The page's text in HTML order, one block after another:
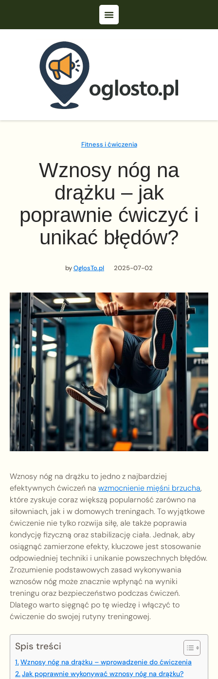
Fitness i ćwiczenia
Wznosy nóg na
drążku – jak
poprawnie ćwiczyć i
unikać błędów?
byOglosTo.pl 2025-07-02
Wznosy nóg na drążku to jedno z najbardziej
efektywnych ćwiczeń na wzmocnienie mięśni brzucha,
które zyskuje coraz większą popularność zarówno na
siłowniach, jak i w domowych treningach. To wyjątkowe
ćwiczenie nie tylko rozwija siłę, ale także poprawia
kondycję fizyczną oraz stabilizację ciała. Jednak, aby
osiągnąć zamierzone efekty, kluczowe jest stosowanie
odpowiedniej techniki i unikanie powszechnych błędów.
Zrozumienie podstawowych zasad wykonywania
wznosów nóg może znacznie wpłynąć na wyniki
treningu oraz bezpieczeństwo podczas ćwiczeń.
Dlatego warto sięgnąć po tę wiedzę i włączyć to
ćwiczenie do swojej rutyny treningowej.
Spis treści
Wznosy nóg na drążku – wprowadzenie do ćwiczenia
Jak poprawnie wykonywać wznosy nóg na drążku?